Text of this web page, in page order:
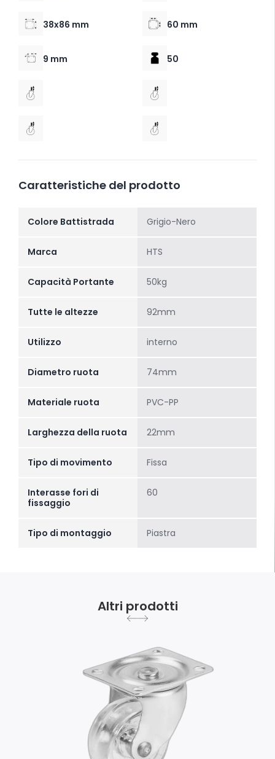
38x86 mm 60 mm
9 mm 50
Caratteristiche del prodotto
Colore Battistrada Grigio-Nero
Marca HTS
Capacità Portante 50kg
Tutte le altezze 92mm
Utilizzo interno
Diametro ruota 74mm
Materiale ruota PVC-PP
Larghezza della ruota 22mm
Tipo di movimento Fissa
Interasse fori di
fissaggio
60
Tipo di montaggio Piastra
Altri prodotti